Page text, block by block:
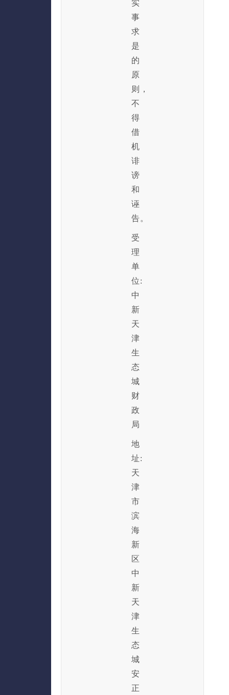
实
事
求
是
的
原
则，
不
得
借
机
诽
谤
和
诬
告。
受
理
单
位:
中
新
天
津
生
态
城
财
政
局
地
址:
天
津
市
滨
海
新
区
中
新
天
津
生
态
城
安
正